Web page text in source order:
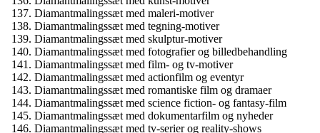
Diamantmalingssæt med maleri-motiver
Diamantmalingssæt med tegning-motiver
Diamantmalingssæt med skulptur-motiver
Diamantmalingssæt med fotografier og billedbehandling
Diamantmalingssæt med film- og tv-motiver
Diamantmalingssæt med actionfilm og eventyr
Diamantmalingssæt med romantiske film og dramaer
Diamantmalingssæt med science fiction- og fantasy-film
Diamantmalingssæt med dokumentarfilm og nyheder
Diamantmalingssæt med tv-serier og reality-shows